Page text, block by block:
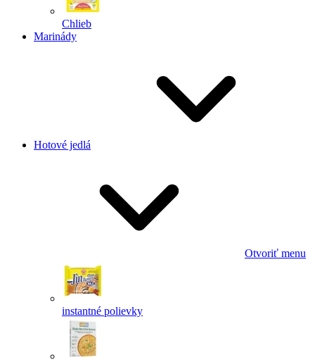
Chlieb
Marinády
Hotové jedlá
Otvoriť menu
instantné polievky